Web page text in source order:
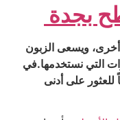
بجدة
ويسعى الزبون
التي نستخدمها.في
على أدنى